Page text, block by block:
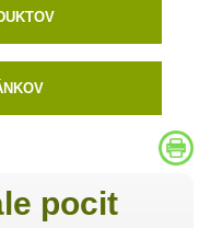
pocit